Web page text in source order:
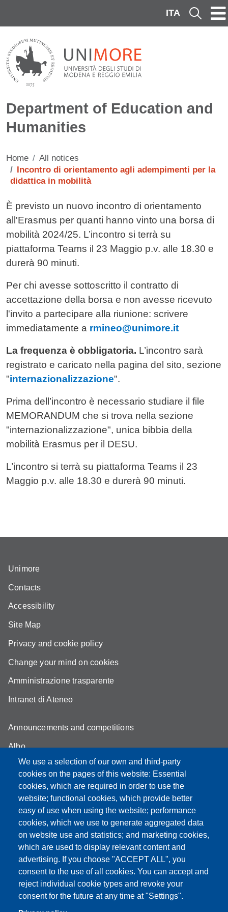
ITA Cerca
Department of Education and
Humanities
Home
All notices
Incontro di orientamento agli adempimenti per la
didattica in mobilità
Testo avviso
È previsto un nuovo incontro di orientamento
all'Erasmus per quanti hanno vinto una borsa di
mobilità 2024/25. L’incontro si terrà su
piattaforma Teams il 23 Maggio p.v. alle 18.30 e
durerà 90 minuti.
Per chi avesse sottoscritto il contratto di
accettazione della borsa e non avesse ricevuto
l'invito a partecipare alla riunione: scrivere
immediatamente a rmineo@unimore.it
La frequenza è obbligatoria. L’incontro sarà
registrato e caricato nella pagina del sito, sezione
"internazionalizzazione".
Prima dell’incontro è necessario studiare il file
MEMORANDUM che si trova nella sezione
"internazionalizzazione", unica bibbia della
mobilità Erasmus per il DESU.
L’incontro si terrà su piattaforma Teams il 23
Maggio p.v. alle 18.30 e durerà 90 minuti.
We use a selection of our own and third-party
cookies on the pages of this website: Essential
cookies, which are required in order to use the
website; functional cookies, which provide better
easy of use when using the website; performance
cookies, which we use to generate aggregated data
on website use and statistics; and marketing cookies,
which are used to display relevant content and
advertising. If you choose "ACCEPT ALL", you
consent to the use of all cookies. You can accept and
reject individual cookie types and revoke your
consent for the future at any time at "Settings".
Unimore
Contacts
Accessibility
Site Map
Privacy and cookie policy
Change your mind on cookies
Amministrazione trasparente
Intranet di Ateneo
Announcements and competitions
Albo
Online teaching mode
Student secretariat
Quality Assurance
Partita IVA: 00427620364
Dipartimento di Educazione e Scienze Umane
Sede: Viale Timavo 93 - 42121 Reggio nell'Emilia
Area Didattica: didattica.desu@unimore.it